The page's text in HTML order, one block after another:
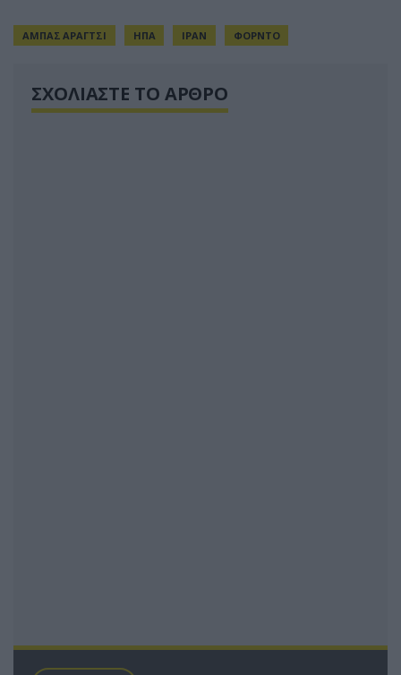
ΑΜΠΑΣ ΑΡΑΓΤΣΙ ΗΠΑ ΙΡΑΝ ΦΟΡΝΤΟ
ΣΧΟΛΙΑΣΤΕ ΤΟ ΑΡΘΡΟ